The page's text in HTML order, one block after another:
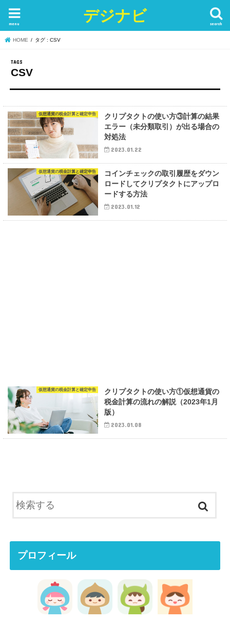
デジナビ search
menu
HOME タグ : CSV
CSV
仮想通貨の税金計算と確定申告
クリプタクトの使い方③計算の結果
エラー（未分類取引）が出る場合の
対処法
2023.01.22
仮想通貨の税金計算と確定申告
コインチェックの取引履歴をダウン
ロードしてクリプタクトにアップロ
ードする方法
2023.01.12
仮想通貨の税金計算と確定申告
クリプタクトの使い方①仮想通貨の
税金計算の流れの解説（2023年1月
版）
2023.01.08
プロフィール